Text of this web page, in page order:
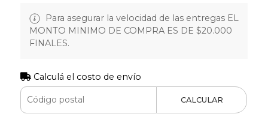
Para asegurar la velocidad de las entregas EL
MONTO MINIMO DE COMPRA ES DE $20.000
FINALES.
Calculá el costo de envío
CALCULAR